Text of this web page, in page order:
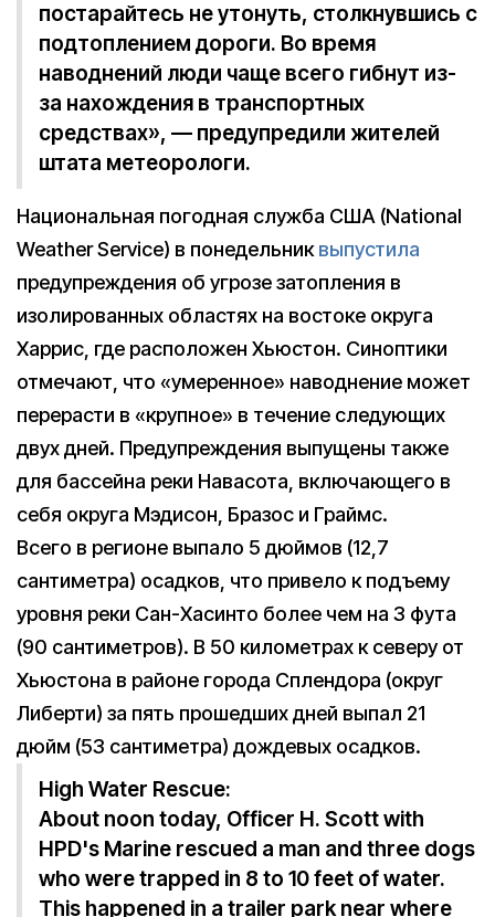
постарайтесь не утонуть, столкнувшись с
подтоплением дороги. Во время
наводнений люди чаще всего гибнут из-
за нахождения в транспортных
средствах», — предупредили жителей
штата метеорологи.
Национальная погодная служба США (National
Weather Service) в понедельниквыпустила
предупреждения об угрозе затопления в
изолированных областях на востоке округа
Харрис, где расположен Хьюстон. Синоптики
отмечают, что «умеренное» наводнение может
перерасти в «крупное» в течение следующих
двух дней. Предупреждения выпущены также
для бассейна реки Навасота, включающего в
себя округа Мэдисон, Бразос и Граймс.
Всего в регионе выпало 5 дюймов (12,7
сантиметра) осадков, что привело к подъему
уровня реки Сан-Хасинто более чем на 3 фута
(90 сантиметров). В 50 километрах к северу от
Хьюстона в районе города Сплендора (округ
Либерти) за пять прошедших дней выпал 21
дюйм (53 сантиметра) дождевых осадков.
High Water Rescue:
About noon today, Officer H. Scott with
HPD's Marine rescued a man and three dogs
who were trapped in 8 to 10 feet of water.
This happened in a trailer park near where